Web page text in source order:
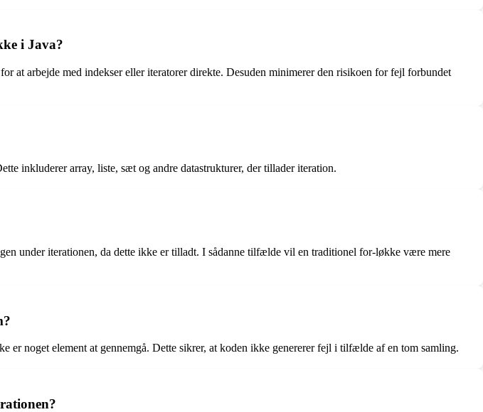
i Java?
at arbejde med indekser eller iteratorer direkte. Desuden minimerer den risikoen for fejl forbundet
inkluderer array, liste, sæt og andre datastrukturer, der tillader iteration.
under iterationen, da dette ikke er tilladt. I sådanne tilfælde vil en traditionel for-løkke være mere
noget element at gennemgå. Dette sikrer, at koden ikke genererer fejl i tilfælde af en tom samling.